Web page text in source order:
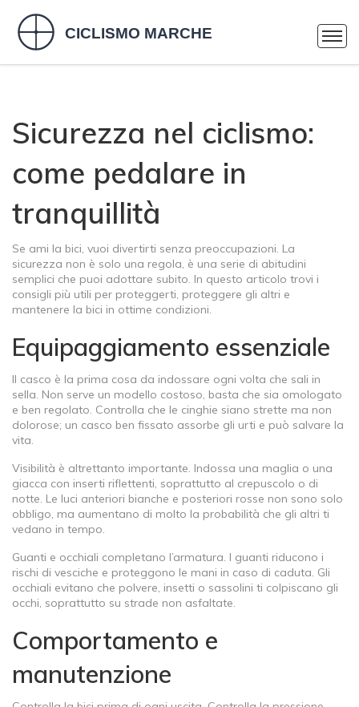
Sicurezza nel ciclismo:
come pedalare in
tranquillità
Se ami la bici, vuoi divertirti senza preoccupazioni. La
sicurezza non è solo una regola, è una serie di abitudini
semplici che puoi adottare subito. In questo articolo trovi i
consigli più utili per proteggerti, proteggere gli altri e
mantenere la bici in ottime condizioni.
Equipaggiamento essenziale
Il casco è la prima cosa da indossare ogni volta che sali in
sella. Non serve un modello costoso, basta che sia omologato
e ben regolato. Controlla che le cinghie siano strette ma non
dolorose; un casco ben fissato assorbe gli urti e può salvare la
vita.
Visibilità è altrettanto importante. Indossa una maglia o una
giacca con inserti riflettenti, soprattutto al crepuscolo o di
notte. Le luci anteriori bianche e posteriori rosse non sono solo
obbligo, ma aumentano di molto la probabilità che gli altri ti
vedano in tempo.
Guanti e occhiali completano l’armatura. I guanti riducono i
rischi di vesciche e proteggono le mani in caso di caduta. Gli
occhiali evitano che polvere, insetti o sassolini ti colpiscano gli
occhi, soprattutto su strade non asfaltate.
Comportamento e
manutenzione